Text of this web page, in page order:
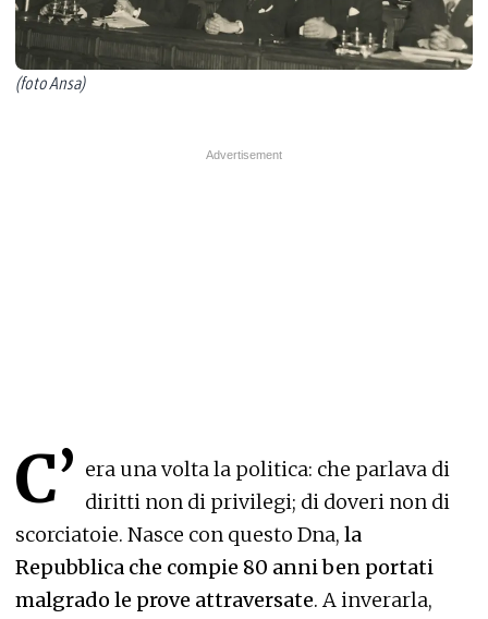
(foto Ansa)
C’ era una volta la politica: che parlava di
diritti non di privilegi; di doveri non di
scorciatoie. Nasce con questo Dna, la
Repubblica che compie 80 anni ben portati
malgrado le prove attraversate. A inverarla,